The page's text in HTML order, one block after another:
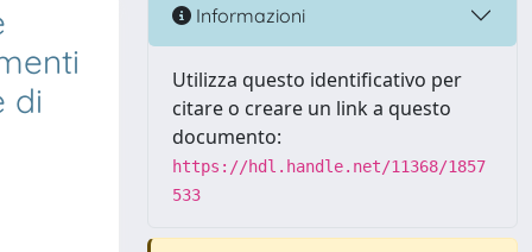
di
Informazioni
Utilizza questo identificativo per
citare o creare un link a questo
documento:
https://hdl.handle.net/11368/1857
533